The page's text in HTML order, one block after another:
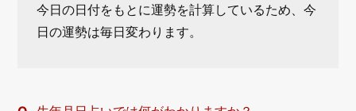
今日の日付をもとに運勢を計算しているため、今
日の運勢は毎日変わります。